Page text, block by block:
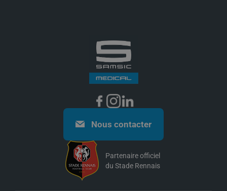
Nous contacter
Partenaire officiel
du Stade Rennais